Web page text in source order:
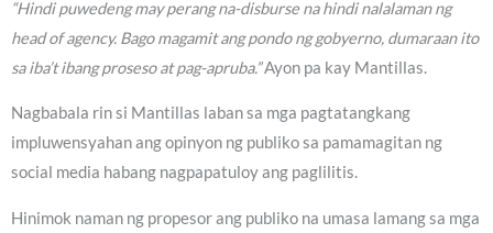
“Hindi puwedeng may perang na-disburse na hindi nalalaman ng
head of agency. Bago magamit ang pondo ng gobyerno, dumaraan ito
sa iba’t ibang proseso at pag-apruba.”Ayon pa kay Mantillas.
Nagbabala rin si Mantillas laban sa mga pagtatangkang
impluwensyahan ang opinyon ng publiko sa pamamagitan ng
social media habang nagpapatuloy ang paglilitis.
Hinimok naman ng propesor ang publiko na umasa lamang sa mga